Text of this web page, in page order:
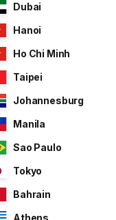
Dubai
Hanoi
Ho Chi Minh
Taipei
Johannesburg
Manila
Sao Paulo
Tokyo
Bahrain